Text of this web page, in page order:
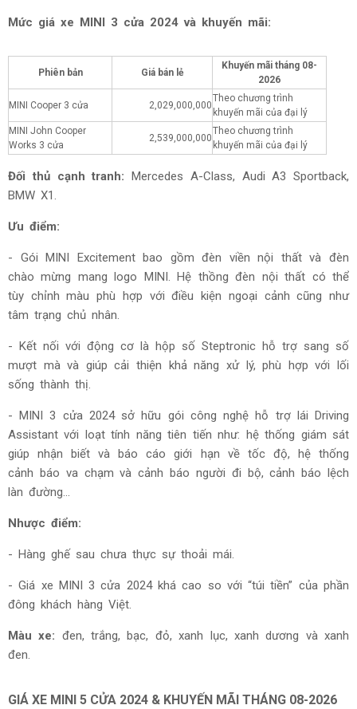
Mức giá xe MINI 3 cửa 2024 và khuyến mãi:
Phiên bản Giá bán lẻ
Khuyến mãi tháng 08-
2026
MINI Cooper 3 cửa 2,029,000,000
Theo chương trình
khuyến mãi của đại lý
MINI John Cooper
Works 3 cửa
2,539,000,000
Theo chương trình
khuyến mãi của đại lý
Đối thủ cạnh tranh: Mercedes A-Class, Audi A3 Sportback,
BMW X1.
Ưu điểm:
- Gói MINI Excitement bao gồm đèn viền nội thất và đèn
chào mừng mang logo MINI. Hệ thồng đèn nội thất có thể
tùy chỉnh màu phù hợp với điều kiện ngoại cảnh cũng như
tâm trạng chủ nhân.
- Kết nối với động cơ là hộp số Steptronic hỗ trợ sang số
mượt mà và giúp cải thiện khả năng xử lý, phù hợp với lối
sống thành thị.
- MINI 3 cửa 2024 sở hữu gói công nghệ hỗ trợ lái Driving
Assistant với loạt tính năng tiên tiến như: hệ thống giám sát
giúp nhận biết và báo cáo giới hạn về tốc độ, hệ thống
cảnh báo va chạm và cảnh báo người đi bộ, cảnh báo lệch
làn đường...
Nhược điểm:
- Hàng ghế sau chưa thực sự thoải mái.
- Giá xe MINI 3 cửa 2024 khá cao so với “túi tiền” của phần
đông khách hàng Việt.
Màu xe: đen, trắng, bạc, đỏ, xanh lục, xanh dương và xanh
đen.
GIÁ XE MINI 5 CỬA 2024 & KHUYẾN MÃI THÁNG 08-2026